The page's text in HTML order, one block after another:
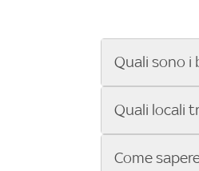
Quali sono i
Se cerchi un
ENILIVE, la
Sky Bar ti
Quali locali
Vuoi sapere
Come